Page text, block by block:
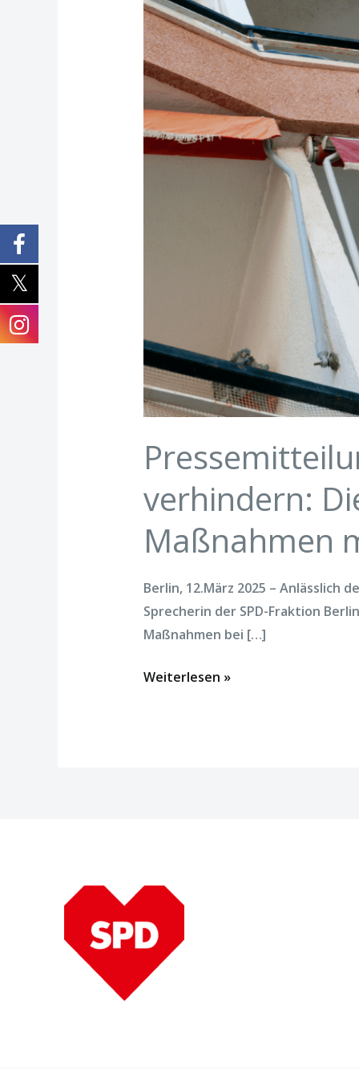
verhindern:
Maßnahmen
Berlin, 12.März 2025 –
Sprecherin der SPD-Fraktion
Maßnahmen bei […]
Weiterlesen »